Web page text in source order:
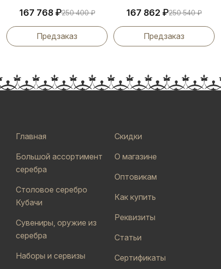
167 768₽250 400₽
Предзаказ
167 862 ₽250 540₽
Предзаказ
Главная
Большой ассортимент
серебра
Столовое серебро
Кубачи
Сувениры, оружие из
серебра
Наборы и сервизы
Скидки
О магазине
Оптовикам
Как купить
Реквизиты
Статьи
Сертификаты